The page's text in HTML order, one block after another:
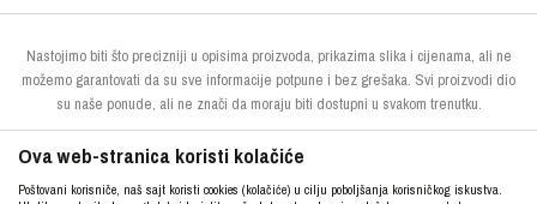
Nastojimo biti što precizniji u opisima proizvoda, prikazima slika i cijenama, ali ne
možemo garantovati da su sve informacije potpune i bez grešaka. Svi proizvodi dio
su naše ponude, ali ne znači da moraju biti dostupni u svakom trenutku.
Ova web-stranica koristi kolačiće
Poštovani korisniče, naš sajt koristi cookies (kolačiće) u cilju poboljšanja korisničkog iskustva.